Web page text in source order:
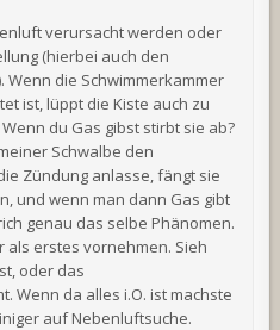
verursacht werden oder
(hierbei auch den
Wenn die Schwimmerkammer
ist, lüppt die Kiste auch zu
du Gas gibst stirbt sie ab?
Schwalbe den
Zündung anlasse, fängt sie
und wenn man dann Gas gibt
genau das selbe Phänomen.
als erstes vornehmen. Sieh
oder das
Wenn da alles i.O. ist machste
auf Nebenluftsuche.